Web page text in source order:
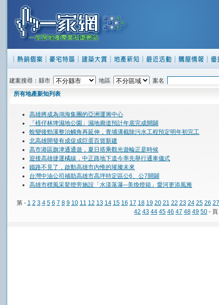
建案搜尋：縣市 地區
案名
所有地產新知列表
高雄將成為鴻海集團的亞洲運籌中心
「檨仔林埤濕地公園」濕地廊道預計年底完成開闢
蛻變後勁溪整治觸角再延伸，青埔溝截除污水工程預定明年初完工
北高雄開發有成促成巨蛋百貨新建
高市港區旗津通通遊，夏日搭乘觀光遊輪正是時候
迎接高雄捷運橘線，中正路地下道今率先舉行通車儀式
鐵路不見了，啟動高雄市內惟的璀璨未來
台灣中油公司補助高雄市高坪特定區公6、公7開闢
高雄市標風采鰲燈旁施設「水漾落瀑─美煥燈箱」愛河更添風雅
第 - 1 2 3 4 5 6 7 8 9 10 11 12 13 14 15 16 17 18 19 20 21 22 23 24 25 26 27
42 43 44 45 46 47 48 49 50 - 頁